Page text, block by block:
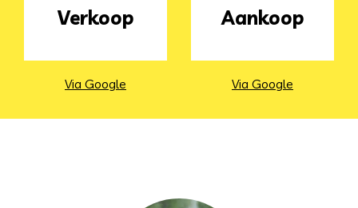
Verkoop
Via Google
Aankoop
Via Google